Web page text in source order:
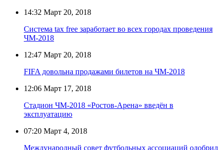
14:32 Март 20, 2018
Система tax free заработает во всех городах проведения
ЧМ-2018
12:47 Март 20, 2018
FIFA довольна продажами билетов на ЧМ-2018
12:06 Март 17, 2018
Стадион ЧМ-2018 «Ростов-Арена» введён в
эксплуатацию
07:20 Март 4, 2018
Международный совет футбольных ассоциаций одобрил